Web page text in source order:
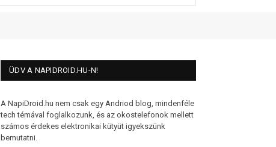
ÜDV A NAPIDROID.HU-N!
A NapiDroid.hu nem csak egy Andriod blog, mindenféle
tech témával foglalkozunk, és az okostelefonok mellett
számos érdekes elektronikai kütyüt igyekszünk
bemutatni.